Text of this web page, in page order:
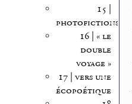
15 |
photofictions
16 | « le
double
voyage »
17 | vers une
écopoétique